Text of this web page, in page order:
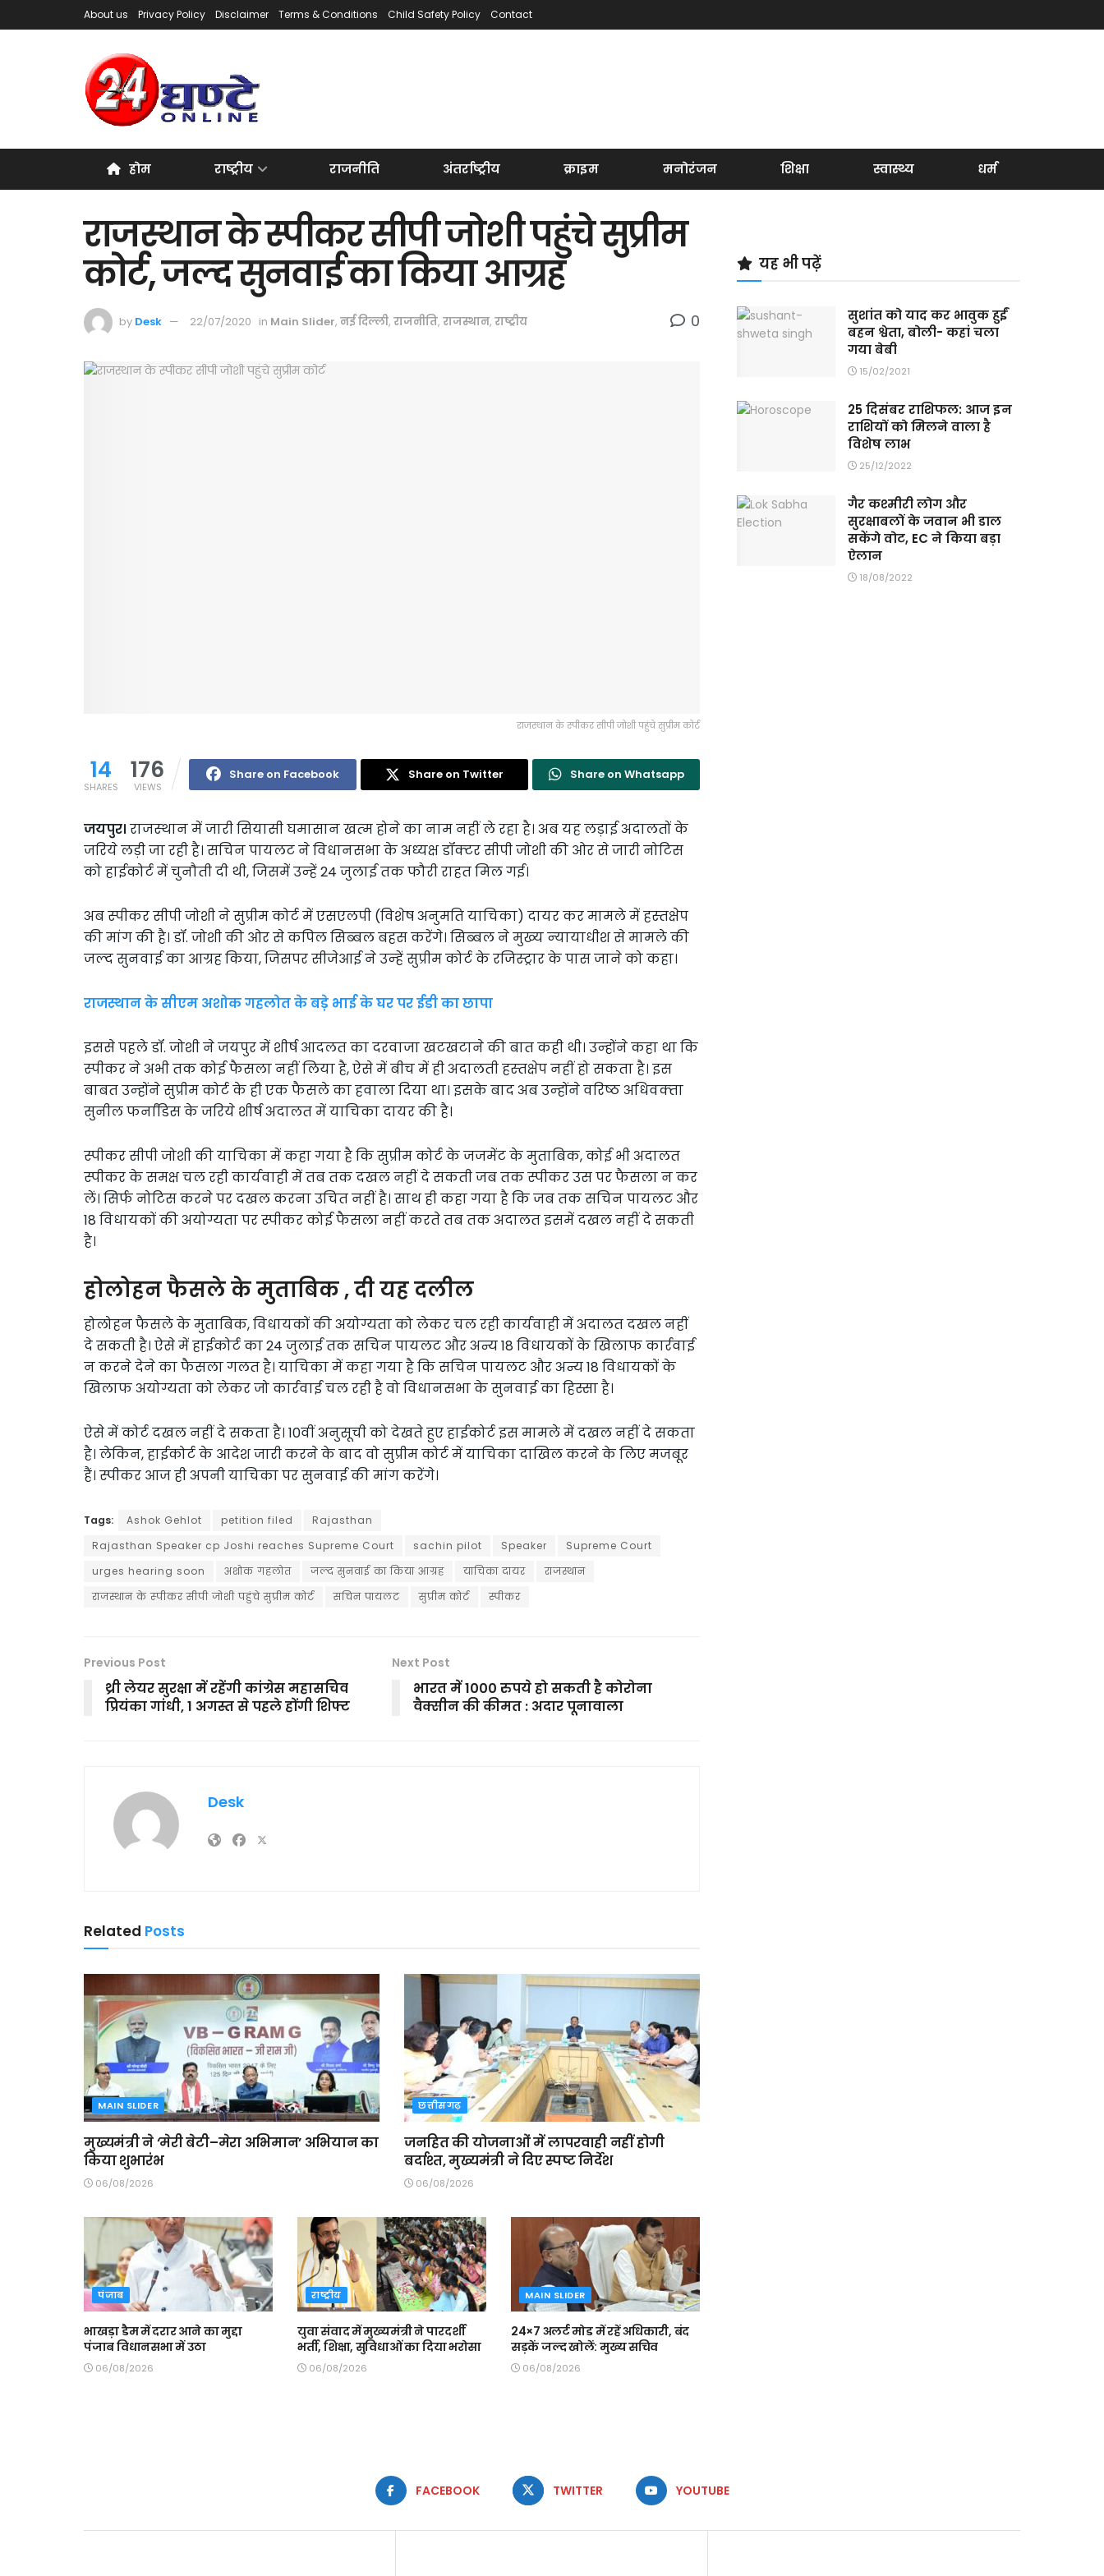
About us Privacy Policy Disclaimer Terms & Conditions Child Safety Policy Contact
होम राष्ट्रीय राजनीति अंतर्राष्ट्रीय क्राइम मनोरंजन शिक्षा स्वास्थ्य धर्म
राजस्थान के स्‍पीकर सीपी जोशी पहुंचे सुप्रीम
कोर्ट, जल्‍द सुनवाई का किया आग्रह
by Desk 22/07/2020 in Main Slider, नई दिल्ली, राजनीति, राजस्थान, राष्ट्रीय 0
राजस्थान के स्‍पीकर सीपी जोशी पहुंचे सुप्रीम कोर्ट
14
SHARES
176
VIEWS
Share on Facebook Share on Twitter Share on Whatsapp
जयपुर। राजस्‍थान में जारी सियासी घमासान खत्‍म होने का नाम नहीं ले रहा है। अब यह लड़ाई अदालतों के
जरिये लड़ी जा रही है। सचिन पायलट ने विधानसभा के अध्‍यक्ष डॉक्‍टर सीपी जोशी की ओर से जारी नोटिस
को हाईकोर्ट में चुनौती दी थी, जिसमें उन्‍हें 24 जुलाई तक फौरी राहत मिल गई।
अब स्‍पीकर सीपी जोशी ने सुप्रीम कोर्ट में एसएलपी (विशेष अनुमति याचिका) दायर कर मामले में हस्‍तक्षेप
की मांग की है। डॉ. जोशी की ओर से कपिल सिब्‍बल बहस करेंगे। सिब्‍बल ने मुख्‍य न्‍यायाधीश से मामले की
जल्‍द सुनवाई का आग्रह किया, जिसपर सीजेआई ने उन्‍हें सुप्रीम कोर्ट के रजिस्‍ट्रार के पास जाने को कहा।
राजस्थान के सीएम अशोक गहलोत के बड़े भाई के घर पर ईडी का छापा
इससे पहले डॉ. जोशी ने जयपुर में शीर्ष आदलत का दरवाजा खटखटाने की बात कही थी। उन्‍होंने कहा था कि
स्‍पीकर ने अभी तक कोई फैसला नहीं लिया है, ऐसे में बीच में ही अदालती हस्‍तक्षेप नहीं हो सकता है। इस
बाबत उन्‍होंने सुप्रीम कोर्ट के ही एक फैसले का हवाला दिया था। इसके बाद अब उन्‍होंने वरिष्‍ठ अधिवक्‍ता
सुनील फर्नांडिस के जरिये शीर्ष अदालत में याचिका दायर की है।
स्पीकर सीपी जोशी की याचिका में कहा गया है कि सुप्रीम कोर्ट के जजमेंट के मुताबिक, कोई भी अदालत
स्पीकर के समक्ष चल रही कार्यवाही में तब तक दखल नहीं दे सकती जब तक स्पीकर उस पर फैसला न कर
लें। सिर्फ नोटिस करने पर दखल करना उचित नहीं है। साथ ही कहा गया है कि जब तक सचिन पायलट और
18 विधायकों की अयोग्यता पर स्पीकर कोई फैसला नहीं करते तब तक अदालत इसमें दखल नहीं दे सकती
है।
होलोहन फैसले के मुताबिक , दी यह दलील
होलोहन फैसले के मुताबिक, विधायकों की अयोग्यता को लेकर चल रही कार्यवाही में अदालत दखल नहीं
दे सकती है। ऐसे में हाईकोर्ट का 24 जुलाई तक सचिन पायलट और अन्य 18 विधायकों के खिलाफ कार्रवाई
न करने देने का फैसला गलत है। याचिका में कहा गया है कि सचिन पायलट और अन्य 18 विधायकों के
खिलाफ अयोग्यता को लेकर जो कार्रवाई चल रही है वो विधानसभा के सुनवाई का हिस्सा है।
ऐसे में कोर्ट दखल नहीं दे सकता है। 10वीं अनुसूची को देखते हुए हाईकोर्ट इस मामले में दखल नहीं दे सकता
है। लेकिन, हाईकोर्ट के आदेश जारी करने के बाद वो सुप्रीम कोर्ट में याचिका दाखिल करने के लिए मजबूर
हैं। स्पीकर आज ही अपनी याचिका पर सुनवाई की मांग करेंगे।
Tags: Ashok Gehlot petition filed
Rajasthan
Rajasthan Speaker cp Joshi reaches Supreme Court
sachin pilot Speaker
Supreme Court
urges hearing soon
अशोक गहलोत जल्‍द सुनवाई का किया आग्रह याचिका दायर
राजस्थान
राजस्थान के स्‍पीकर सीपी जोशी पहुंचे सुप्रीम कोर्ट
सचिन पायलट सुप्रीम कोर्ट स्पीकर
Previous Post
थ्री लेयर सुरक्षा में रहेंगी कांग्रेस महासचिव
प्रियंका गांधी, 1 अगस्त से पहले होंगी शिफ्ट
Next Post
भारत में 1000 रुपये हो सकती है कोरोना
वैक्सीन की कीमत : अदार पूनावाला
Desk
Related Posts
MAIN SLIDER
मुख्यमंत्री ने ‘मेरी बेटी–मेरा अभिमान’ अभियान का
किया शुभारंभ
06/08/2026
छत्तीसगढ़
जनहित की योजनाओं में लापरवाही नहीं होगी
बर्दाश्त, मुख्यमंत्री ने दिए स्पष्ट निर्देश
06/08/2026
पंजाब
भाखड़ा डैम में दरार आने का मुद्दा
पंजाब विधानसभा में उठा
06/08/2026
राष्ट्रीय
युवा संवाद में मुख्यमंत्री ने पारदर्शी
भर्ती, शिक्षा, सुविधाओं का दिया भरोसा
06/08/2026
MAIN SLIDER
24×7 अलर्ट मोड में रहें अधिकारी, बंद
सड़कें जल्द खोलें: मुख्य सचिव
06/08/2026
यह भी पढ़ें
सुशांत को याद कर भावुक हुईं
बहन श्वेता, बोली- कहां चला
गया बेबी
15/02/2021
25 दिसंबर राशिफल: आज इन
राशियों को मिलने वाला है
विशेष लाभ
25/12/2022
गैर कश्मीरी लोग और
सुरक्षाबलों के जवान भी डाल
सकेंगे वोट, EC ने किया बड़ा
ऐलान
18/08/2022
FACEBOOK TWITTER YOUTUBE